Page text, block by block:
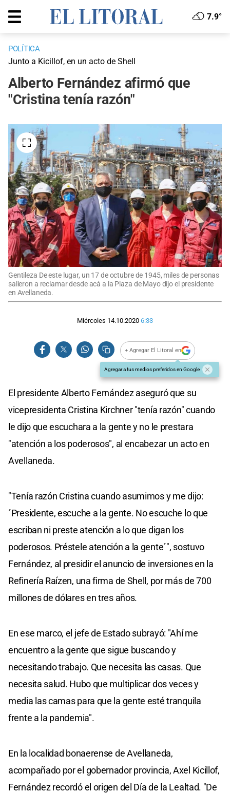
7.9°
POLÍTICA
Junto a Kicillof, en un acto de Shell
Alberto Fernández afirmó que
"Cristina tenía razón"
Gentileza De este lugar, un 17 de octubre de 1945, miles de personas
salieron a reclamar desde acá a la Plaza de Mayo dijo el presidente
en Avellaneda.
Miércoles 14.10.2020 6:33
+ Agregar El Litoral en
Agregar a tus medios preferidos en Google
El presidente Alberto Fernández aseguró que su
vicepresidenta Cristina Kirchner "tenía razón" cuando
le dijo que escuchara a la gente y no le prestara
"atención a los poderosos", al encabezar un acto en
Avellaneda.
"Tenía razón Cristina cuando asumimos y me dijo:
´Presidente, escuche a la gente. No escuche lo que
escriban ni preste atención a lo que digan los
poderosos. Préstele atención a la gente´", sostuvo
Fernández, al presidir el anuncio de inversiones en la
Refinería Raízen, una firma de Shell, por más de 700
millones de dólares en tres años.
En ese marco, el jefe de Estado subrayó: "Ahí me
encuentro a la gente que sigue buscando y
necesitando trabajo. Que necesita las casas. Que
necesita salud. Hubo que multiplicar dos veces y
media las camas para que la gente esté tranquila
frente a la pandemia".
En la localidad bonaerense de Avellaneda,
acompañado por el gobernador provincia, Axel Kicillof,
Fernández recordó el origen del Día de la Lealtad. "De